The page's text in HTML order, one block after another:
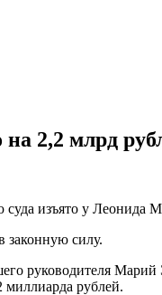
2,2 млрд
изъято у Леонида
законную силу.
руководителя Марий
миллиарда рублей.